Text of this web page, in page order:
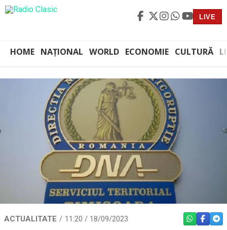
LIVE
HOME NAȚIONAL WORLD ECONOMIE CULTURĂ
ACTUALITATE 11:20 / 18/09/2023 WHATSAPP